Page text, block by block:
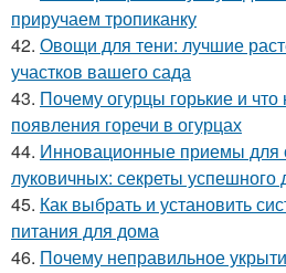
приручаем тропиканку
42. Овощи для тени: лучшие
участков вашего сада
43. Почему огурцы горькие и
появления горечи в огурцах
44. Инновационные приемы для
луковичных: секреты успешного
45. Как выбрать и установить
питания для дома
46. Почему неправильное